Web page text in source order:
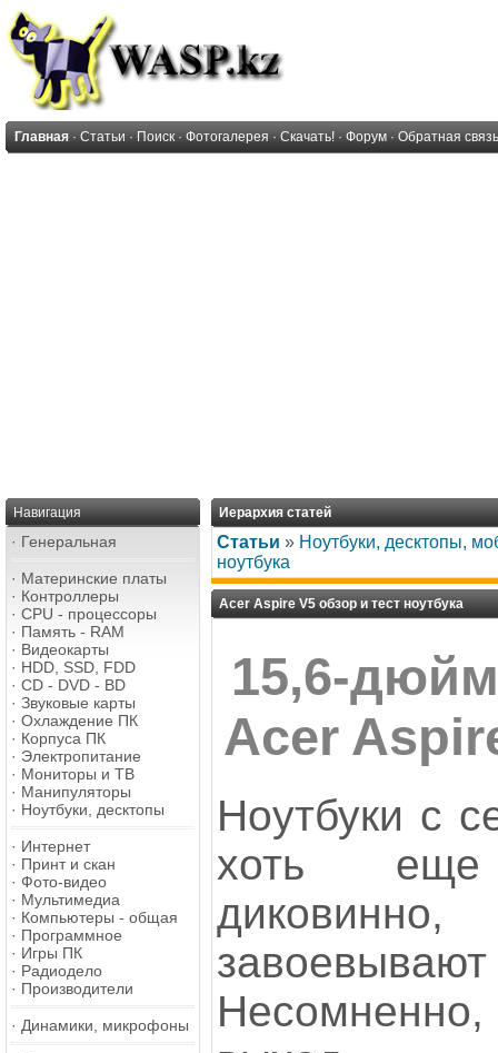
Главная · Статьи · Поиск · Фотогалерея · Скачать! · Форум · Обратная связь
Навигация
· Генеральная
· Материнские платы
· Контроллеры
· CPU - процессоры
· Память - RAM
· Видеокарты
· HDD, SSD, FDD
· CD - DVD - BD
· Звуковые карты
· Охлаждение ПК
· Корпуса ПК
· Электропитание
· Мониторы и ТВ
· Манипуляторы
· Ноутбуки, десктопы
· Интернет
· Принт и скан
· Фото-видео
· Мультимедиа
· Компьютеры - общая
· Программное
· Игры ПК
· Радиодело
· Производители
· Динамики, микрофоны
Иерархия статей
Статьи » Ноутбуки, десктопы,
ноутбука
Acer Aspire V5 обзор и тест ноутбука
15,6-
Acer
Ноутбуки с
хоть